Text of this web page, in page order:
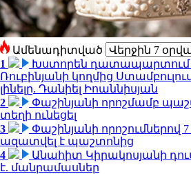
Ամենադիտված
1
Խստորեն դատապարտում
Ռուբինյանի կողմից
լինելը. Դանիել Իոաննիսյան
2
Փաշինյանի որոշմամբ
տեղի ունեցել
3
Փաշինյանի որոշումներով
ազատվել է պաշտոնից
4
Անահիտ Կիրակոսյանի
է. մանրամասներ